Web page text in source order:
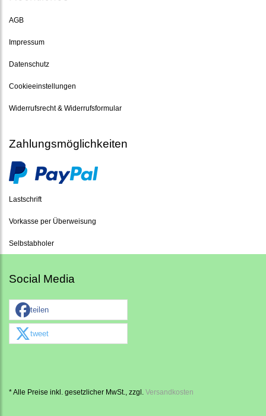
AGB
Impressum
Datenschutz
Cookieeinstellungen
Widerrufsrecht & Widerrufsformular
Zahlungsmöglichkeiten
Lastschrift
Vorkasse per Überweisung
Selbstabholer
Social Media
teilen
tweet
* Alle Preise inkl. gesetzlicher MwSt., zzgl. Versandkosten